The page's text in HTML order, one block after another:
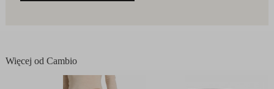
Więcej od Cambio